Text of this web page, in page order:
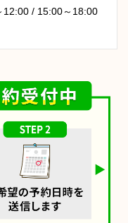
12:00 / 15:00～18:00